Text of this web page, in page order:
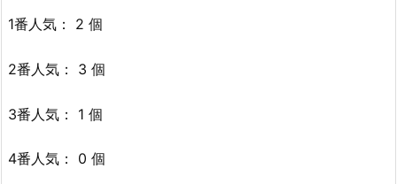
1番人気： 2 個
2番人気： 3 個
3番人気： 1 個
4番人気： 0 個